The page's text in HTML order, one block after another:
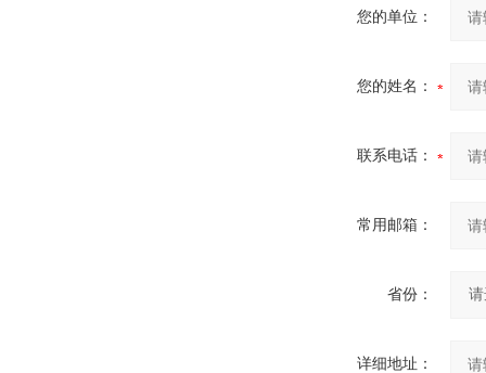
您的单位：
您的姓名：
联系电话：
常用邮箱：
省份：
详细地址：